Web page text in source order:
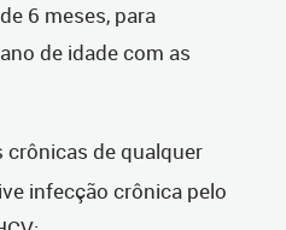
6 meses, para
de idade com as
crônicas de qualquer
infecção crônica pelo